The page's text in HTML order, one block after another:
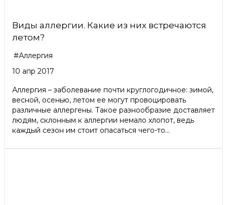
Виды аллергии. Какие из них встречаются
летом?
#Аллергия
10 апр 2017
Аллергия – заболевание почти круглогодичное: зимой,
весной, осенью, летом ее могут провоцировать
различные аллергены. Такое разнообразие доставляет
людям, склонным к аллергии немало хлопот, ведь
каждый сезон им стоит опасаться чего-то...